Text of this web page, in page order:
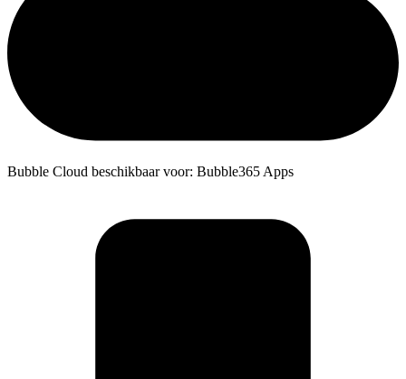
Bubble Cloud beschikbaar voor: Bubble365 Apps